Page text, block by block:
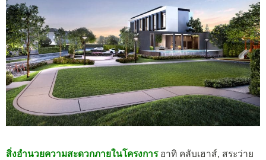
สิ่งอำนวยความสะดวกภายในโครงการ อาทิ คลับเฮาส์, สระว่าย